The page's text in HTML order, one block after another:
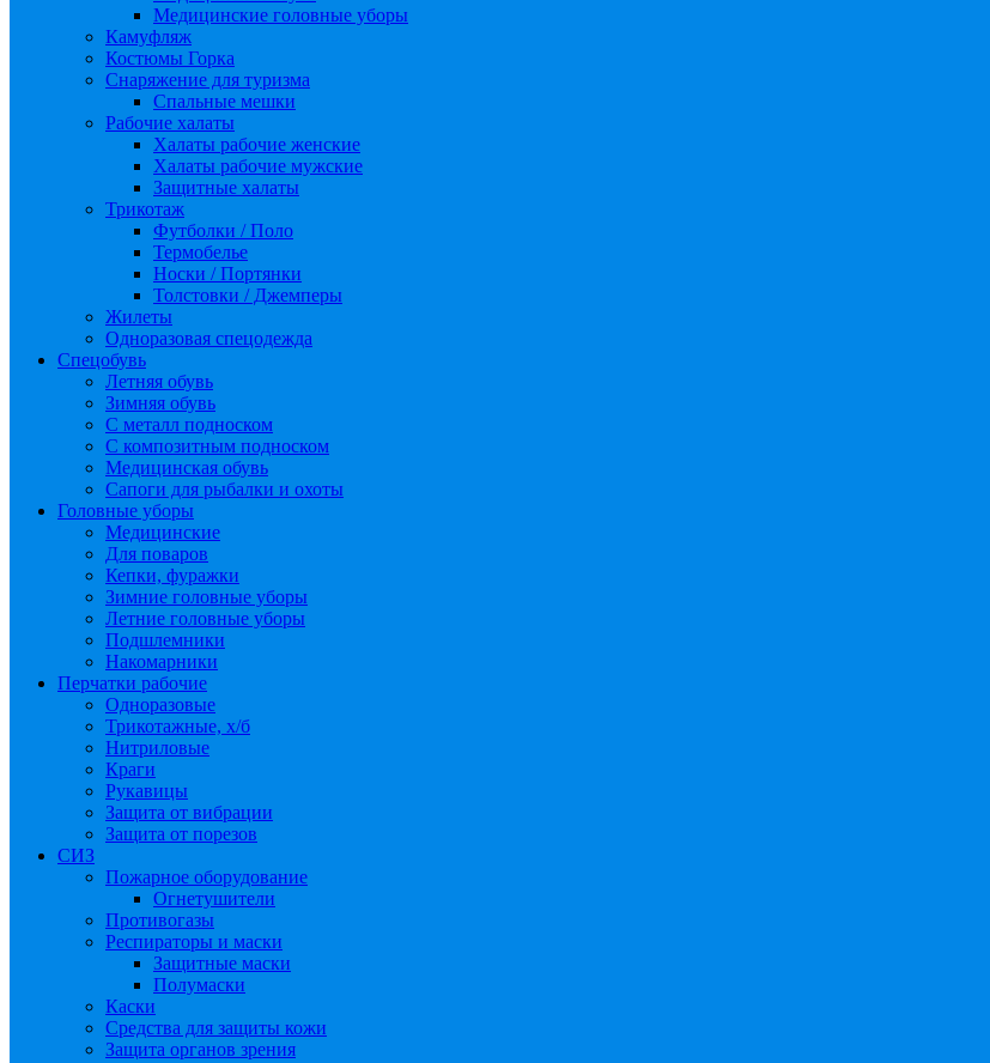
Медицинские головные уборы
Камуфляж
Костюмы Горка
Снаряжение для туризма
Спальные мешки
Рабочие халаты
Халаты рабочие женские
Халаты рабочие мужские
Защитные халаты
Трикотаж
Футболки / Поло
Термобелье
Носки / Портянки
Толстовки / Джемперы
Жилеты
Одноразовая спецодежда
Спецобувь
Летняя обувь
Зимняя обувь
С металл подноском
С композитным подноском
Медицинская обувь
Сапоги для рыбалки и охоты
Головные уборы
Медицинские
Для поваров
Кепки, фуражки
Зимние головные уборы
Летние головные уборы
Подшлемники
Накомарники
Перчатки рабочие
Одноразовые
Трикотажные, х/б
Нитриловые
Краги
Рукавицы
Защита от вибрации
Защита от порезов
СИЗ
Пожарное оборудование
Огнетушители
Противогазы
Респираторы и маски
Защитные маски
Полумаски
Каски
Средства для защиты кожи
Защита органов зрения